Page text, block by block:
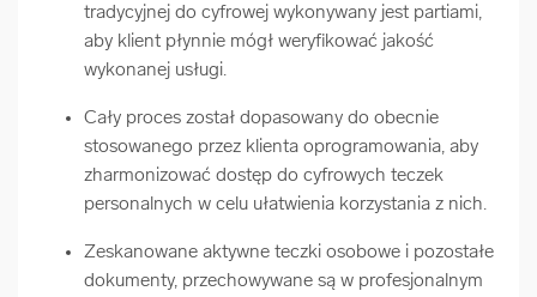
tradycyjnej do cyfrowej wykonywany jest partiami,
aby klient płynnie mógł weryfikować jakość
wykonanej usługi.
Cały proces został dopasowany do obecnie
stosowanego przez klienta oprogramowania, aby
zharmonizować dostęp do cyfrowych teczek
personalnych w celu ułatwienia korzystania z nich.
Zeskanowane aktywne teczki osobowe i pozostałe
dokumenty, przechowywane są w profesjonalnym